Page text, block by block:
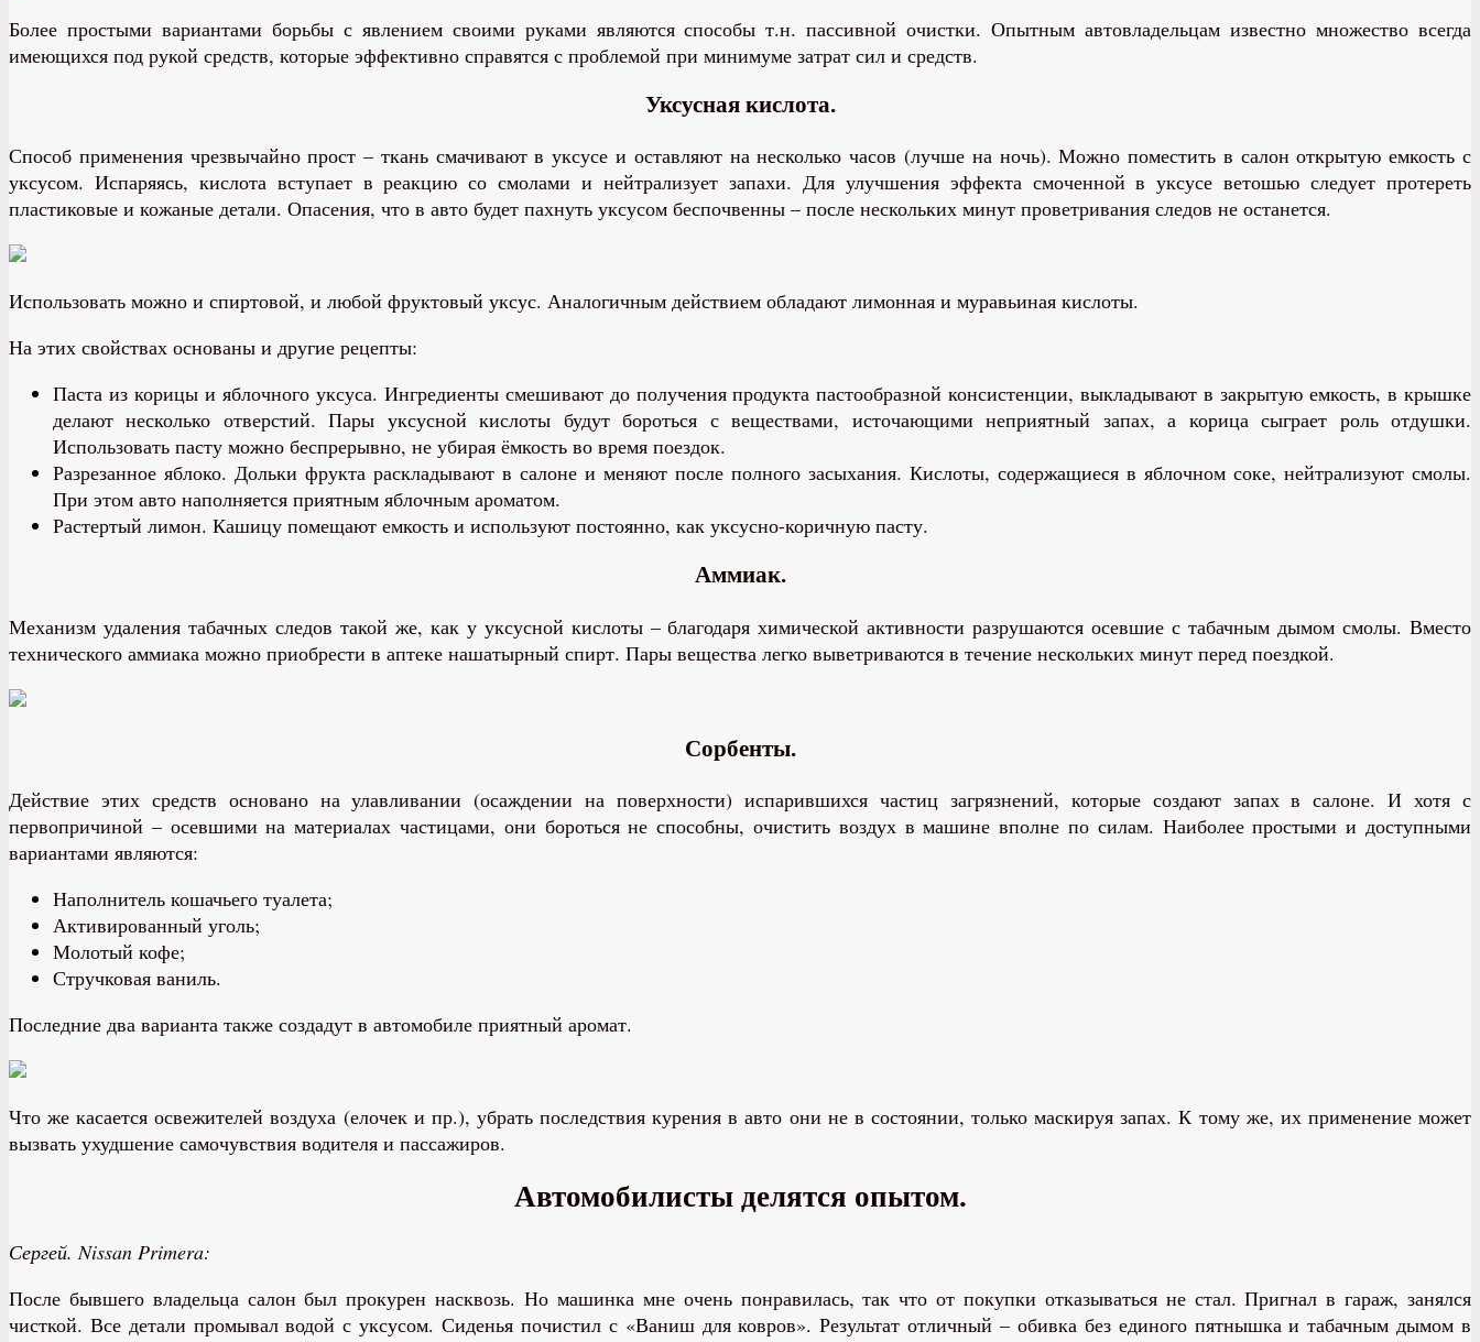
Более простыми вариантами борьбы с явлением своими руками являются способы т.н. пассивной очистки. Опытным автовладельцам известно множество всегда
имеющихся под рукой средств, которые эффективно справятся с проблемой при минимуме затрат сил и средств.
Уксусная кислота.
Способ применения чрезвычайно прост – ткань смачивают в уксусе и оставляют на несколько часов (лучше на ночь). Можно поместить в салон открытую емкость с
уксусом. Испаряясь, кислота вступает в реакцию со смолами и нейтрализует запахи. Для улучшения эффекта смоченной в уксусе ветошью следует протереть
пластиковые и кожаные детали. Опасения, что в авто будет пахнуть уксусом беспочвенны – после нескольких минут проветривания следов не останется.
Использовать можно и спиртовой, и любой фруктовый уксус. Аналогичным действием обладают лимонная и муравьиная кислоты.
На этих свойствах основаны и другие рецепты:
Паста из корицы и яблочного уксуса. Ингредиенты смешивают до получения продукта пастообразной консистенции, выкладывают в закрытую емкость, в крышке
делают несколько отверстий. Пары уксусной кислоты будут бороться с веществами, источающими неприятный запах, а корица сыграет роль отдушки.
Использовать пасту можно беспрерывно, не убирая ёмкость во время поездок.
Разрезанное яблоко. Дольки фрукта раскладывают в салоне и меняют после полного засыхания. Кислоты, содержащиеся в яблочном соке, нейтрализуют смолы.
При этом авто наполняется приятным яблочным ароматом.
Растертый лимон. Кашицу помещают емкость и используют постоянно, как уксусно-коричную пасту.
Аммиак.
Механизм удаления табачных следов такой же, как у уксусной кислоты – благодаря химической активности разрушаются осевшие с табачным дымом смолы. Вместо
технического аммиака можно приобрести в аптеке нашатырный спирт. Пары вещества легко выветриваются в течение нескольких минут перед поездкой.
Сорбенты.
Действие этих средств основано на улавливании (осаждении на поверхности) испарившихся частиц загрязнений, которые создают запах в салоне. И хотя с
первопричиной – осевшими на материалах частицами, они бороться не способны, очистить воздух в машине вполне по силам. Наиболее простыми и доступными
вариантами являются:
Наполнитель кошачьего туалета;
Активированный уголь;
Молотый кофе;
Стручковая ваниль.
Последние два варианта также создадут в автомобиле приятный аромат.
Что же касается освежителей воздуха (елочек и пр.), убрать последствия курения в авто они не в состоянии, только маскируя запах. К тому же, их применение может
вызвать ухудшение самочувствия водителя и пассажиров.
Автомобилисты делятся опытом.
Сергей. Nissan Primera:
После бывшего владельца салон был прокурен насквозь. Но машинка мне очень понравилась, так что от покупки отказываться не стал. Пригнал в гараж, занялся
чисткой. Все детали промывал водой с уксусом. Сиденья почистил с «Ваниш для ковров». Результат отличный – обивка без единого пятнышка и табачным дымом в